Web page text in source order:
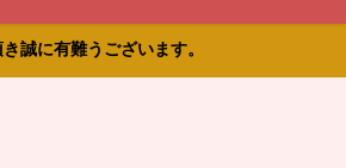
誠に有難うございます。